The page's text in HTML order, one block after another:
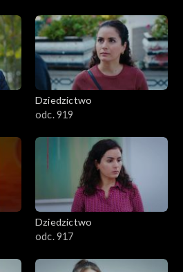
Dziedzictwo
odc. 919
Dziedzictwo
odc. 917